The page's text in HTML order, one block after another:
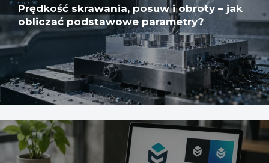
Prędkość skrawania, posuw i obroty – jak
obliczać podstawowe parametry?